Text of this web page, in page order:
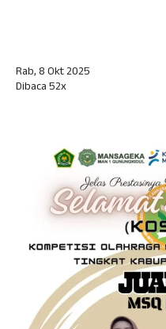
Rab, 8 Okt 2025
Dibaca 52x